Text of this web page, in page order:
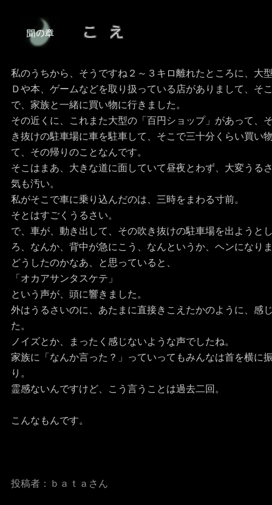
私のうちから、そうですね２～３キロ離れたところに、大
Ｄや本、ゲームなどを取り扱っている店がありまして、そ
で、家族と一緒に買い物に行きました。
その近くに、これまた大型の「百円ショップ」があって、
き抜けの駐車場に車を駐車して、そこで三十分くらい買い
て、その帰りのことなんです。
そこはまあ、大きな道に面していて昼夜とわず、大変うる
気も汚い。
私がそこで車に乗り込んだのは、三時をまわる寸前。
そとはすごくうるさい。
で、車が、動き出して、その吹き抜けの駐車場を出ようと
ろ、なんか、背中が急にこう、なんというか、ヘンになり
どうしたのかなあ、と思っていると、
「オカアサンタスケテ」
という声が、頭に響きました。
外はうるさいのに、あたまに直接きこえたかのように、感
た。
ノイズとか、まったく感じないような声でしたね。
家族に「なんか言った？」っていってもみんなは首を横に
り。
霊感ないんですけど、こう言うことは過去二回。
こんなもんです。
投稿者： ｂａｔａさん